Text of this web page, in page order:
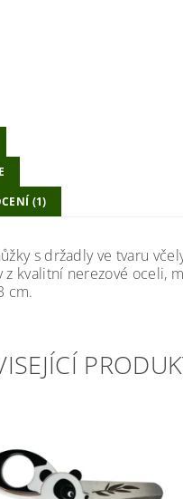
(1)
s držadly ve tvaru
z kvalitní nerezové oceli,
cm.